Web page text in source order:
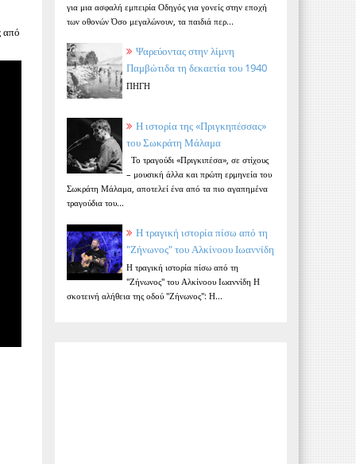
από
για μια ασφαλή εμπειρία Οδηγός για γονείς στην εποχή
των οθονών Όσο μεγαλώνουν, τα παιδιά περ...
Ψαρεύοντας στην λίμνη
Παμβώτιδα τη δεκαετία του 1940
ΠΗΓΗ
Η ιστορία της «Πριγκηπέσσας»
του Σωκράτη Μάλαμα
Το τραγούδι «Πριγκιπέσα», σε στίχους
– μουσική άλλα και πρώτη ερμηνεία του
Σωκράτη Μάλαμα, αποτελεί ένα από τα πιο αγαπημένα
τραγούδια του...
Η τραγική ιστορία πίσω από τη
"Ζήνωνος" του Αλκίνοου Ιωαννίδη
Η τραγική ιστορία πίσω από τη
"Ζήνωνος" του Αλκίνοου Ιωαννίδη Η
σκοτεινή αλήθεια της οδού "Ζήνωνος": Η...